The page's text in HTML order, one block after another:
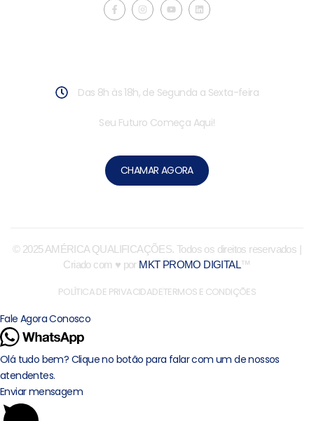
Das 8h às 18h, de Segunda a Sexta-feira
Seu Futuro Começa Aqui!
CHAMAR AGORA
© 2025 AMÉRICA QUALIFICAÇÕES. Todos os direitos reservados |
Criado com ♥ por MKT PROMO DIGITAL™
POLÍTICA DE PRIVACIDADETERMOS E CONDIÇÕES
Fale Agora Conosco
Olá tudo bem? Clique no botão para falar com um de nossos
atendentes.
Enviar mensagem